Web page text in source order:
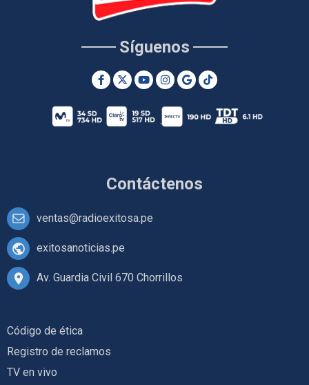
Contáctenos
ventas@radioexitosa.pe
exitosanoticias.pe
Av. Guardia Civil 670 Chorrillos
Síguenos
Código de ética
Registro de reclamos
TV en vivo